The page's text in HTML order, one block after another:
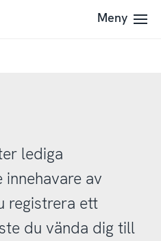
Meny
lediga
innehavare av
registrera ett
du vända dig till